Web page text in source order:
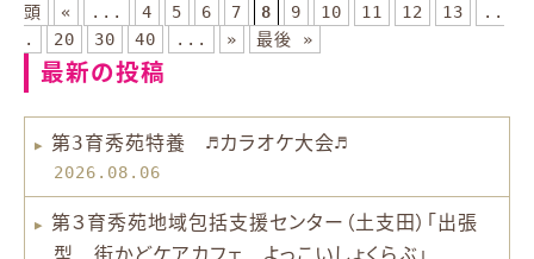
頭
« ... 4 5 6 7 8 9 10 11 12 13
..
.
20 30 40 ... » 最後 »
最新の投稿
第3育秀苑特養 ♬カラオケ大会♬
2026.08.06
第３育秀苑地域包括支援センター（土支田）「出張
型 街かどケアカフェ よっこいしょくらぶ」